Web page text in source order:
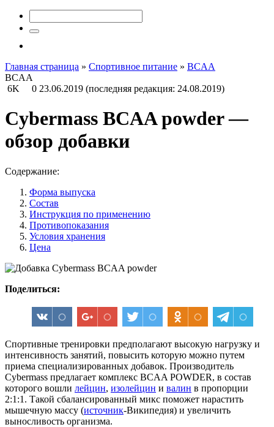
Главная страница » Спортивное питание » BCAA
BCAA
6K
0 23.06.2019 (последняя редакция: 24.08.2019)
Cybermass BCAA powder —
обзор добавки
Содержание:
Форма выпуска
Состав
Инструкция по применению
Противопоказания
Условия хранения
Цена
Поделиться:
Спортивные тренировки предполагают высокую нагрузку и
интенсивность занятий, повысить которую можно путем
приема специализированных добавок. Производитель
Cybermass предлагает комплекс BCAA POWDER, в состав
которого вошли лейцин, изолейцин и валин в пропорции
2:1:1. Такой сбалансированный микс поможет нарастить
мышечную массу (источник-Википедия) и увеличить
выносливость организма.